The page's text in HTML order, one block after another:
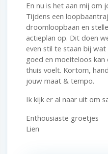
En nu is het aan mij om
Tijdens een
droomloopbaan en
actieplan op. Dit doen
even stil te staan bij
goed en moeiteloos kan
thuis voelt. Kortom,
jouw maat & tempo.
Ik kijk er al naar uit om
Enthousiaste groetjes
Lien